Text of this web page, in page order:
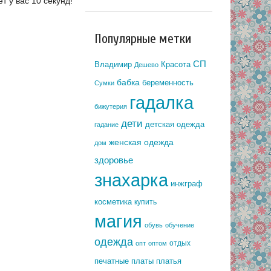
Популярные метки
Владимир Дешево Красота СП
Сумки бабка беременность
бижутерия гадалка
гадание дети детская одежда
дом женская одежда
здоровье
знахарка инжграф
косметика купить
магия обувь обучение
одежда опт оптом отдых
печатные платы платья